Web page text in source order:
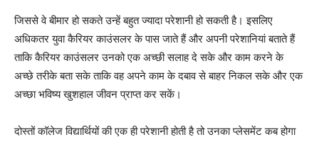
जिससे वे बीमार हो सकते उन्हें बहुत ज्यादा परेशानी हो सकती है। इसलिए
अधिकतर युवा कैरियर काउंसलर के पास जाते हैं और अपनी परेशानियां बताते हैं
ताकि कैरियर काउंसलर उनको एक अच्छी सलाह दे सके और काम करने के
अच्छे तरीके बता सके ताकि वह अपने काम के दबाव से बाहर निकल सके और एक
अच्छा भविष्य खुशहाल जीवन प्राप्त कर सकें।
दोस्तों कॉलेज विद्यार्थियों की एक ही परेशानी होती है तो उनका प्लेसमेंट कब होगा